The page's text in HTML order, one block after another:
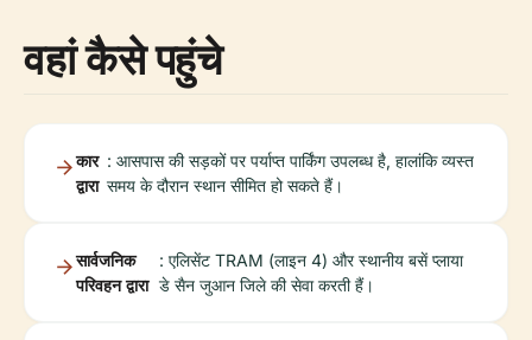
वहां कैसे पहुंचे
कार
द्वारा
: आसपास की सड़कों पर पर्याप्त पार्किंग उपलब्ध है, हालांकि व्यस्त
समय के दौरान स्थान सीमित हो सकते हैं।
सार्वजनिक
परिवहन द्वारा
: एलिसेंट TRAM (लाइन 4) और स्थानीय बसें प्लाया
डे सैन जुआन जिले की सेवा करती हैं।